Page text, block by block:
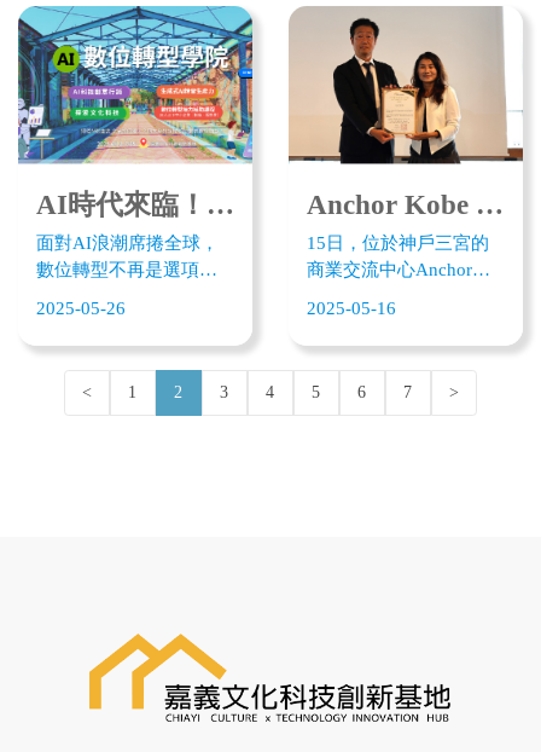
「AI數位轉型學院」系
列課程，6月13日開課，
首場「嘉義跨界創新的
未來城市學- AI科技行銷
從文化藝術到創業實
驗」系列課程， 有全球
化科技的特質，融合創
為嘉義數位轉型找新
路。
糖廠五分車等文化景
點；會後在嘉義文化科
技創新基地與翁章梁共
同啟動AI數位轉型學
院、展開人才培育計
畫。施振榮認為，嘉義
元人才培育將是趨動轉
AI時代來臨！嘉義AI數位轉型學院6月中強勢開課！
面對AI浪潮席捲全球，
數位轉型不再是選項，
文化觀光局指導、嘉義
文化科技創新基地主辦
的「AI數位轉型學院」
補助數位轉型課程特別
企畫的「AI+ 數位轉型全
賦能」四大主題，即日
2025-05-26
Anchor Kobe 與台灣創新基地合作，支持日本和台灣的新創企業
15日，位於神戶三宮的
商業交流中心Anchor
科技創新基地簽署了設
施合作備忘錄。藉由神
戶機場的國際化，加深
2025-05-16
< 1 2 3 4 5 6 7 >